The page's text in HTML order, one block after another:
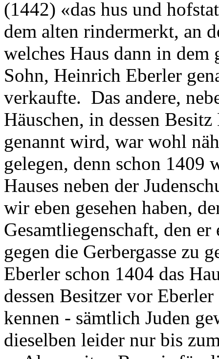
(1442) «das hus und
dem alten rindermerkt, an
welches Haus dann in dem
Sohn, Heinrich Eberler
verkaufte. Das andere,
Häuschen, in dessen
genannt wird, war wohl
gelegen, denn schon 1409
Hauses neben der
wir eben gesehen haben,
Gesamtliegenschaft, den
gegen die Gerbergasse zu
Eberler schon 1404 das
dessen Besitzer vor
kennen - sämtlich Juden
dieselben leider nur bis